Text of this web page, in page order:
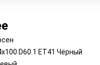
D60.1 ET41 Чёрный